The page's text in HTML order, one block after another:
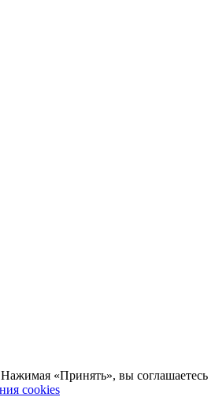
«Принять», вы соглашаетесь
cookies